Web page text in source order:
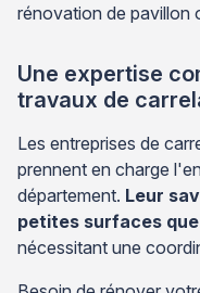
rénovation de pavillon
Une expertise
travaux de
Les entreprises de
prennent en charge
département. Leur
petites surfaces
nécessitant une